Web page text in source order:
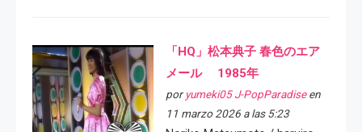
「HQ」松本典子 春色のエア
メール 1985年
por yumeki05 J-PopParadiseen
11 marzo 2026 a las 5:23